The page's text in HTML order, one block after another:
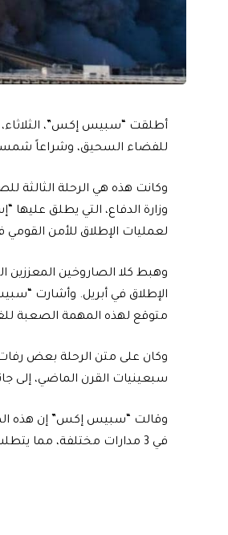
للفضاء السحيق، وشراعاً
وكانت هذه هي الرحلة الثالثة
لعمليات الإطلاق للأمن
وهبط كلا الصاروخين المعززين
الإطلاق في أبريل. وأشارت
متوقع لهذه المهمة الصعبة
وكان على متن الرحلة بعض
سبعينيات القرن الماضي، إلى جانب أكثر من 150 متوفياً
وقالت “سبيس إكس” إن هذه
في 3 مدارات مختلفة، مما يتطلب إطلاق عدة محركات المرحلة العليا. واستغرق الأمر عدة ساعات لإطلاقها جميعًا.